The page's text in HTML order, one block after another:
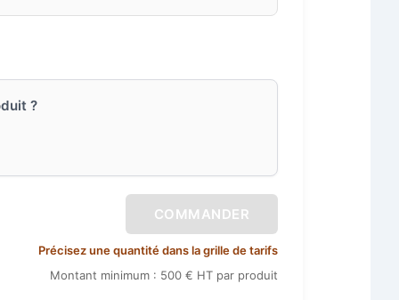
?
COMMANDER
Précisez une quantité dans la grille de tarifs
Montant minimum : 500 € HT par produit